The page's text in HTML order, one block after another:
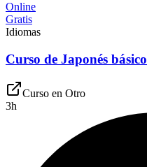
Online
Gratis
Idiomas
Curso de Japonés básico
Curso en Otro
3h